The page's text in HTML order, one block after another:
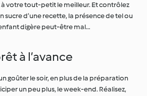
à votre tout-petit le meilleur. Et contrôlez
sucre d’une recette, la présence de tel ou
digère peut-être mal…
à l’avance
goûter le soir, en plus de la préparation
un peu plus, le week-end. Réalisez,